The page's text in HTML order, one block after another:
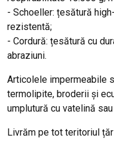
- Schoeller: țesătură
rezistentă;
- Cordură: țesătură cu
abraziuni.
Articolele impermeabile
termolipite, broderii și
umplutură cu vatelină
Livrăm pe tot teritoriul